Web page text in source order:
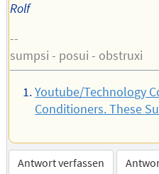
Rolf
--
sumpsi - posui - obstruxi
Youtube/Technology
Conditioners. These
Antwort verfassen